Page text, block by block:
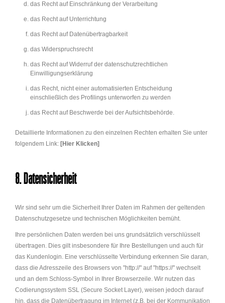
das Recht auf Einschränkung der Verarbeitung
das Recht auf Unterrichtung
das Recht auf Datenübertragbarkeit
das Widerspruchsrecht
das Recht auf Widerruf der datenschutzrechtlichen
Einwilligungserklärung
das Recht, nicht einer automatisierten Entscheidung
einschließlich des Profilings unterworfen zu werden
das Recht auf Beschwerde bei der Aufsichtsbehörde.
Detaillierte Informationen zu den einzelnen Rechten erhalten Sie unter
folgendem Link: [Hier Klicken]
8. Datensicherheit
Wir sind sehr um die Sicherheit Ihrer Daten im Rahmen der geltenden
Datenschutzgesetze und technischen Möglichkeiten bemüht.
Ihre persönlichen Daten werden bei uns grundsätzlich verschlüsselt
übertragen. Dies gilt insbesondere für Ihre Bestellungen und auch für
das Kundenlogin. Eine verschlüsselte Verbindung erkennen Sie daran,
dass die Adresszeile des Browsers von "http://" auf "https://" wechselt
und an dem Schloss-Symbol in Ihrer Browserzeile. Wir nutzen das
Codierungssystem SSL (Secure Socket Layer), weisen jedoch darauf
hin, dass die Datenübertragung im Internet (z.B. bei der Kommunikation